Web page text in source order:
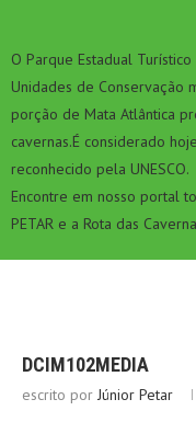
O Parque Estadual
Unidades de Conservação
porção de Mata Atlântica
cavernas.É considerado
reconhecido pela UNESCO.
Encontre em nosso portal
PETAR e a Rota das
DCIM102MEDIA
escrito por Júnior Petar